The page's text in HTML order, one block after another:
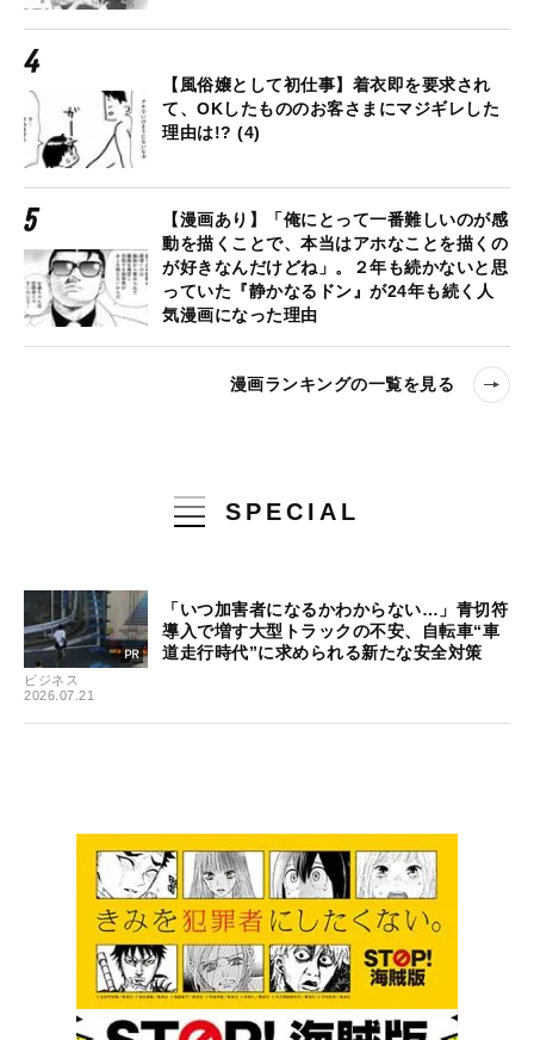
【風俗嬢として初仕事】着衣即を要求され
て、OKしたもののお客さまにマジギレした
理由は!? (4)
【漫画あり】「俺にとって一番難しいのが感
動を描くことで、本当はアホなことを描くの
が好きなんだけどね」。２年も続かないと思
っていた『静かなるドン』が24年も続く人
気漫画になった理由
漫画ランキングの一覧を見る
SPECIAL
ビジネス
2026.07.21
「いつ加害者になるかわからない…」青切符
導入で増す大型トラックの不安、自転車“車
道走行時代”に求められる新たな安全対策